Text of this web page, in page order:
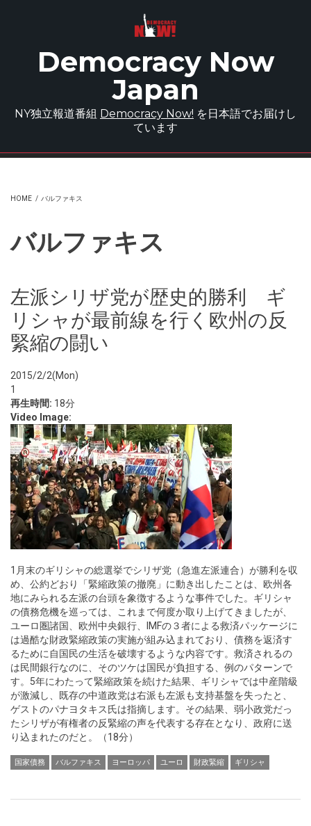
Democracy Now
Japan
NY独立報道番組 Democracy Now! を日本語でお届けし
ています
HOME / バルファキス
バルファキス
左派シリザ党が歴史的勝利 ギ
リシャが最前線を行く欧州の反
緊縮の闘い
2015/2/2(Mon)
1
再生時間: 18分
Video Image:
1月末のギリシャの総選挙でシリザ党（急進左派連合）が勝利を収
め、公約どおり「緊縮政策の撤廃」に動き出したことは、欧州各
地にみられる左派の台頭を象徴するような事件でした。ギリシャ
の債務危機を巡っては、これまで何度か取り上げてきましたが、
ユーロ圏諸国、欧州中央銀行、IMFの３者による救済パッケージに
は過酷な財政緊縮政策の実施が組み込まれており、債務を返済す
るために自国民の生活を破壊するような内容です。救済されるの
は民間銀行なのに、そのツケは国民が負担する、例のパターンで
す。5年にわたって緊縮政策を続けた結果、ギリシャでは中産階級
が激減し、既存の中道政党は右派も左派も支持基盤を失ったと、
ゲストのパナヨタキス氏は指摘します。その結果、弱小政党だっ
たシリザが有権者の反緊縮の声を代表する存在となり、政府に送
り込まれたのだと。（18分）
国家債務 バルファキス ヨーロッパ ユーロ 財政緊縮 ギリシャ